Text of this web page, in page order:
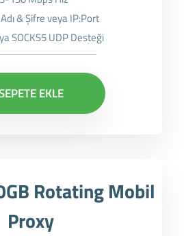
Adı & Şifre veya IP:Port
SOCKS5 UDP Desteği
EKLE
Rotating Mobil
Proxy